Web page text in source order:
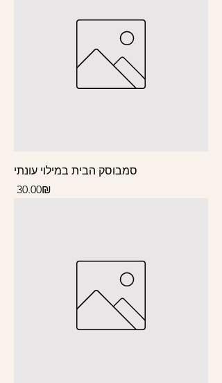
סמבוסק הבית במילוי עונתי
Price ‏30.00 ‏₪